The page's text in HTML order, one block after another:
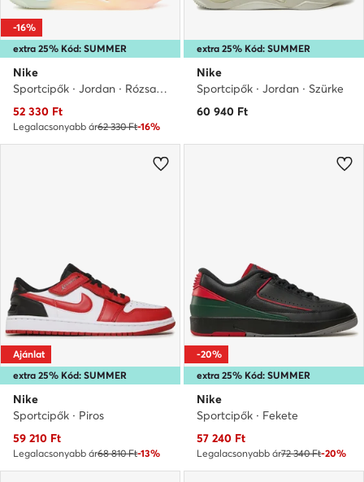
extra 25% Kód: SUMMER
-16%
Nike
Sportcipők · Jordan · Rózsaszín
Aktuális ár
52 330 Ft
Legalacsonyabb ár62 330 Ft-16%
extra 25% Kód: SUMMER
Nike
Sportcipők · Jordan · Szürke
60 940 Ft
extra 25% Kód: SUMMER
Ajánlat
Nike
Sportcipők · Piros
Aktuális ár
59 210 Ft
Legalacsonyabb ár68 810 Ft-13%
extra 25% Kód: SUMMER
-20%
Nike
Sportcipők · Fekete
Aktuális ár
57 240 Ft
Legalacsonyabb ár72 340 Ft-20%